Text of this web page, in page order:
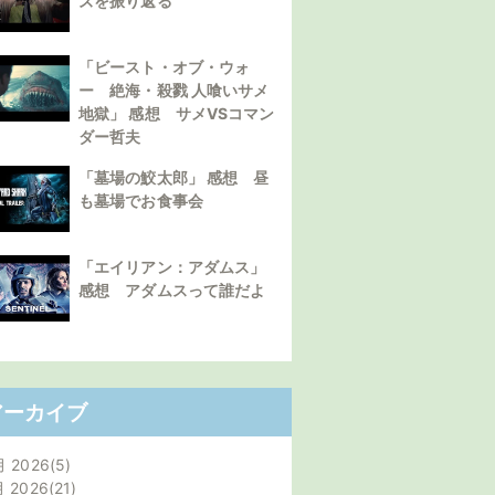
「ビースト・オブ・ウォ
ー 絶海・殺戮 人喰いサメ
地獄」 感想 サメVSコマン
ダー哲夫
「墓場の鮫太郎」 感想 昼
も墓場でお食事会
「エイリアン：アダムス」
感想 アダムスって誰だよ
カイブ
2026 5
2026 21